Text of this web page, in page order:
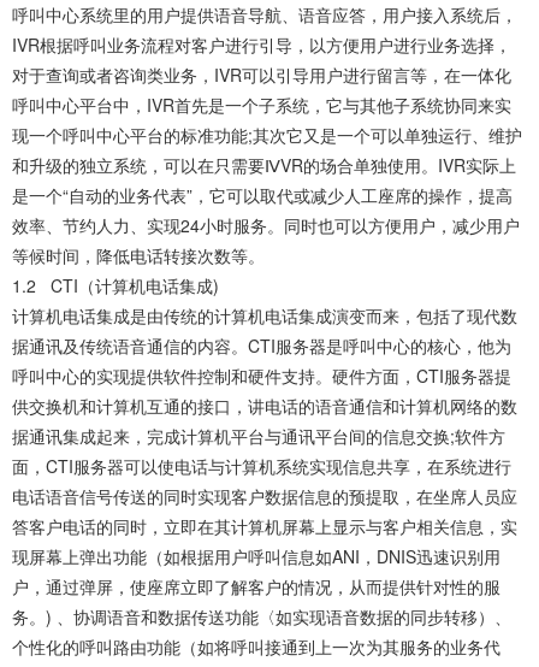
呼叫中心系统里的用户提供语音导航、语音应答，用户接入系统后，
IVR根据呼叫业务流程对客户进行引导，以方便用户进行业务选择，
对于查询或者咨询类业务，IVR可以引导用户进行留言等，在一体化
呼叫中心平台中，IVR首先是一个子系统，它与其他子系统协同来实
现一个呼叫中心平台的标准功能;其次它又是一个可以单独运行、维护
和升级的独立系统，可以在只需要ⅣVR的场合单独使用。IVR实际上
是一个“自动的业务代表”，它可以取代或减少人工座席的操作，提高
效率、节约人力、实现24小时服务。同时也可以方便用户，减少用户
等候时间，降低电话转接次数等。
1.2 CTI（计算机电话集成)
计算机电话集成是由传统的计算机电话集成演变而来，包括了现代数
据通讯及传统语音通信的内容。CTI服务器是呼叫中心的核心，他为
呼叫中心的实现提供软件控制和硬件支持。硬件方面，CTI服务器提
供交换机和计算机互通的接口，讲电话的语音通信和计算机网络的数
据通讯集成起来，完成计算机平台与通讯平台间的信息交换;软件方
面，CTI服务器可以使电话与计算机系统实现信息共享，在系统进行
电话语音信号传送的同时实现客户数据信息的预提取，在坐席人员应
答客户电话的同时，立即在其计算机屏幕上显示与客户相关信息，实
现屏幕上弹出功能（如根据用户呼叫信息如ANI，DNIS迅速识别用
户，通过弹屏，使座席立即了解客户的情况，从而提供针对性的服
务。) 、协调语音和数据传送功能〈如实现语音数据的同步转移）、
个性化的呼叫路由功能（如将呼叫接通到上一次为其服务的业务代